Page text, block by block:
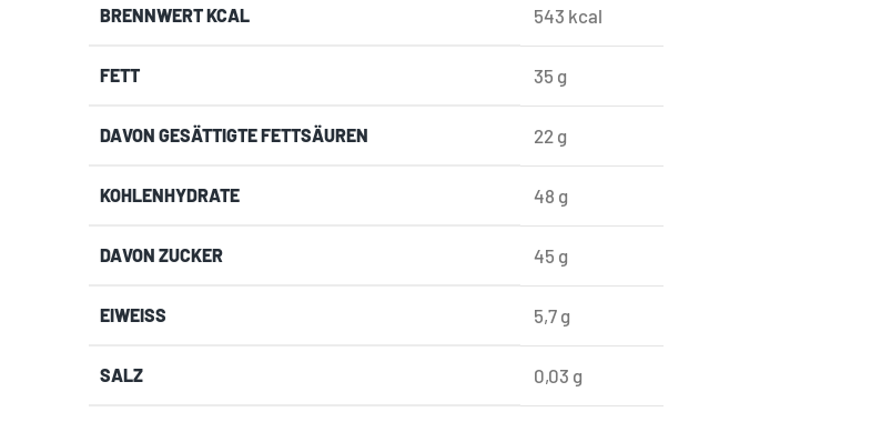
BRENNWERT KCAL 543 kcal
FETT 35 g
DAVON GESÄTTIGTE FETTSÄUREN 22 g
KOHLENHYDRATE 48 g
DAVON ZUCKER 45 g
EIWEISS 5,7 g
SALZ 0,03 g